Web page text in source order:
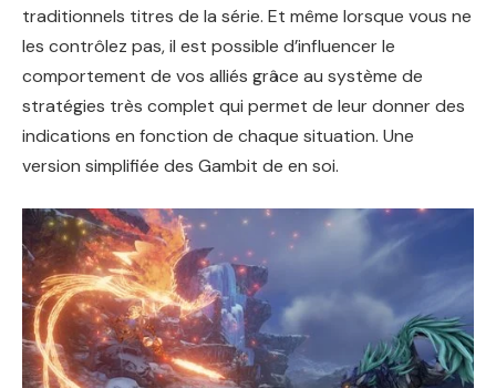
traditionnels titres de la série. Et même lorsque vous ne
les contrôlez pas, il est possible d’influencer le
comportement de vos alliés grâce au système de
stratégies très complet qui permet de leur donner des
indications en fonction de chaque situation. Une
version simplifiée des Gambit de en soi.